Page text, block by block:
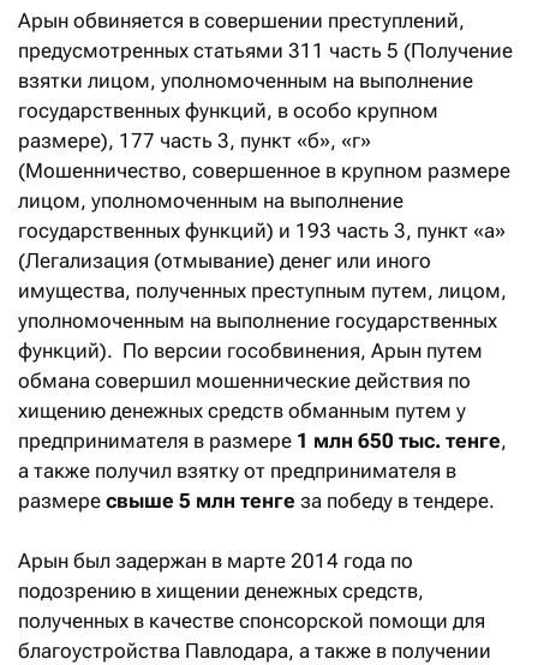
Арын обвиняется в совершении преступлений,
предусмотренных статьями 311 часть 5 (Получение
взятки лицом, уполномоченным на выполнение
государственных функций, в особо крупном
размере), 177 часть 3, пункт «б», «г»
(Мошенничество, совершенное в крупном размере
лицом, уполномоченным на выполнение
государственных функций) и 193 часть 3, пункт «а»
(Легализация (отмывание) денег или иного
имущества, полученных преступным путем, лицом,
уполномоченным на выполнение государственных
функций). По версии гособвинения, Арын путем
обмана совершил мошеннические действия по
хищению денежных средств обманным путем у
предпринимателя в размере 1 млн 650 тыс. тенге,
а также получил взятку от предпринимателя в
размере свыше 5 млн тенге за победу в тендере.
Арын был задержан в марте 2014 года по
подозрению в хищении денежных средств,
полученных в качестве спонсорской помощи для
благоустройства Павлодара, а также в получении